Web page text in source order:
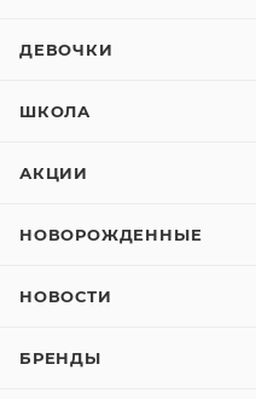
ДЕВОЧКИ
ШКОЛА
АКЦИИ
НОВОРОЖДЕННЫЕ
НОВОСТИ
БРЕНДЫ